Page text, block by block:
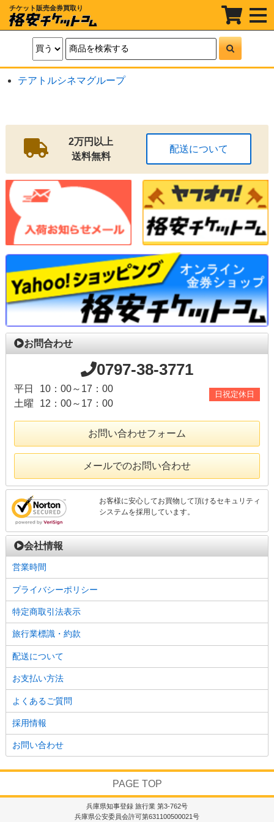
チケット販売金券買取り
t
o
g
n
テアトルシネマグループ
2万円以上
送料無料
配送について
お問合わせ
0797-38-3771
平日
10：00～17：00
土曜
12：00～17：00
日祝定休日
お問い合わせフォーム
メールでのお問い合わせ
お客様に安心してお買物して頂けるセキュリティ
システムを採用しています。
会社情報
営業時間
プライバシーポリシー
特定商取引法表示
旅行業標識・約款
配送について
お支払い方法
よくあるご質問
採用情報
お問い合わせ
PAGE TOP
兵庫県知事登録 旅行業 第3-762号
兵庫県公安委員会許可第631100500021号